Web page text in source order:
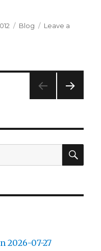
Categories
Blog
Leave a
2026-07-27